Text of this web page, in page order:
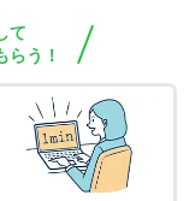
て
らう！